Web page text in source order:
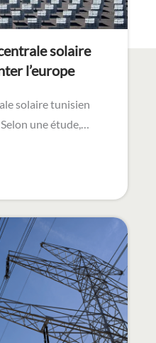
solaire
l’europe
solaire tunisien
une étude,…